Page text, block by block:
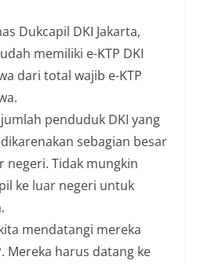
Dukcapil DKI Jakarta,
memiliki e-KTP DKI
dari total wajib e-KTP
penduduk DKI yang
sebagian besar
negeri. Tidak mungkin
ke luar negeri untuk
mendatangi mereka
Mereka harus datang ke